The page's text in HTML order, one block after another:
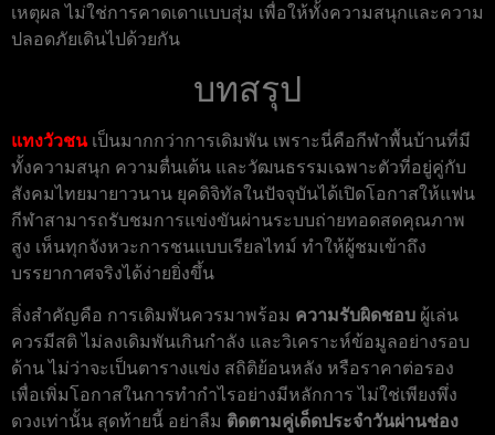
เหตุผล ไม่ใช่การคาดเดาแบบสุ่ม เพื่อให้ทั้งความสนุกและความ
ปลอดภัยเดินไปด้วยกัน
บทสรุป
แทงวัวชนเป็นมากกว่าการเดิมพัน เพราะนี่คือกีฬาพื้นบ้านที่มี
ทั้งความสนุก ความตื่นเต้น และวัฒนธรรมเฉพาะตัวที่อยู่คู่กับ
สังคมไทยมายาวนาน ยุคดิจิทัลในปัจจุบันได้เปิดโอกาสให้แฟน
กีฬาสามารถรับชมการแข่งขันผ่านระบบถ่ายทอดสดคุณภาพ
สูง เห็นทุกจังหวะการชนแบบเรียลไทม์ ทำให้ผู้ชมเข้าถึง
บรรยากาศจริงได้ง่ายยิ่งขึ้น
สิ่งสำคัญคือ การเดิมพันควรมาพร้อม ความรับผิดชอบ ผู้เล่น
ควรมีสติ ไม่ลงเดิมพันเกินกำลัง และวิเคราะห์ข้อมูลอย่างรอบ
ด้าน ไม่ว่าจะเป็นตารางแข่ง สถิติย้อนหลัง หรือราคาต่อรอง
เพื่อเพิ่มโอกาสในการทำกำไรอย่างมีหลักการ ไม่ใช่เพียงพึ่ง
ดวงเท่านั้น สุดท้ายนี้ อย่าลืม ติดตามคู่เด็ดประจำวันผ่านช่อง